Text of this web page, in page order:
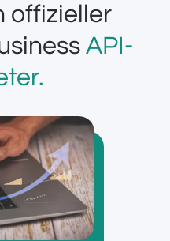
offizieller
API-